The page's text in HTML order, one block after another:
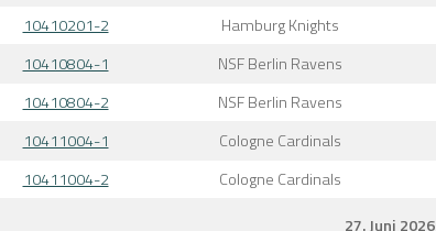
10410201-2 Hamburg Knights
10410804-1 NSF Berlin Ravens
10410804-2 NSF Berlin Ravens
10411004-1 Cologne Cardinals
10411004-2 Cologne Cardinals
27. Juni 2026